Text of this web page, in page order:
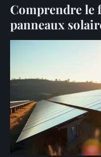
Comprendre le
panneaux